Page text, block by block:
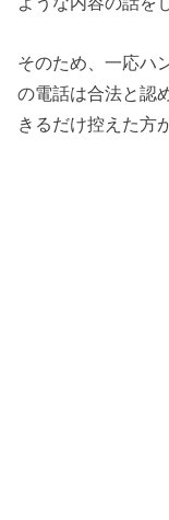
そのため、一応ハ
の電話は合法と認
きるだけ控えた方